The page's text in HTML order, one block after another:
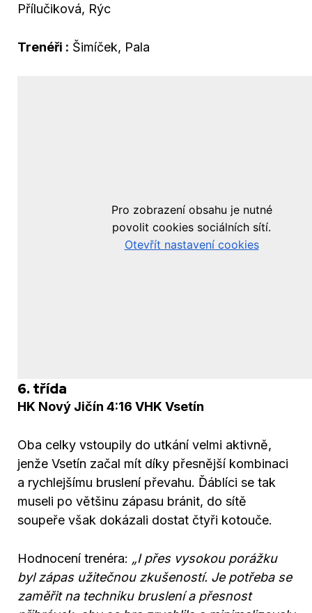
Přílučiková, Rýc
Trenéři : Šimíček, Pala
6. třída
HK Nový Jičín 4:16 VHK Vsetín
Oba celky vstoupily do utkání velmi aktivně,
jenže Vsetín začal mít díky přesnější kombinaci
a rychlejšímu bruslení převahu. Ďáblíci se tak
museli po většinu zápasu bránit, do sítě
soupeře však dokázali dostat čtyři kotouče.
Hodnocení trenéra: „I přes vysokou porážku
byl zápas užitečnou zkušeností. Je potřeba se
zaměřit na techniku bruslení a přesnost